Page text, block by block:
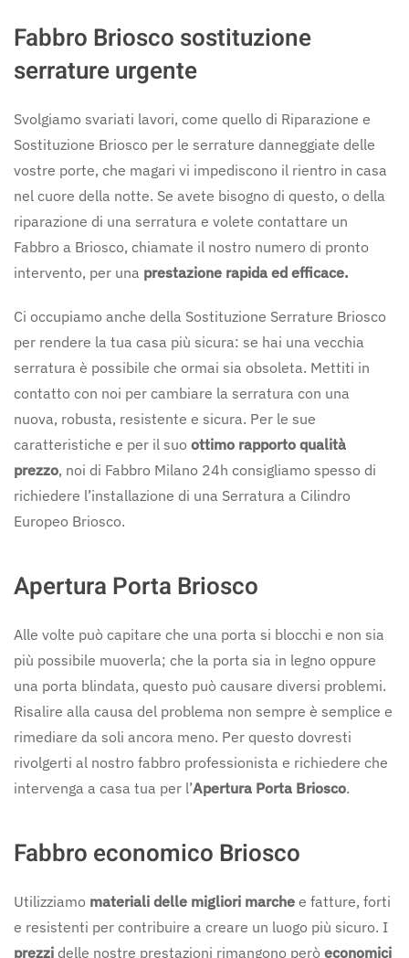
Fabbro Briosco sostituzione
serrature urgente
Svolgiamo svariati lavori, come quello di Riparazione e
Sostituzione Briosco per le serrature danneggiate delle
vostre porte, che magari vi impediscono il rientro in casa
nel cuore della notte. Se avete bisogno di questo, o della
riparazione di una serratura e volete contattare un
Fabbro a Briosco, chiamate il nostro numero di pronto
intervento, per una prestazione rapida ed efficace.
Ci occupiamo anche della Sostituzione Serrature Briosco
per rendere la tua casa più sicura: se hai una vecchia
serratura è possibile che ormai sia obsoleta. Mettiti in
contatto con noi per cambiare la serratura con una
nuova, robusta, resistente e sicura. Per le sue
caratteristiche e per il suo ottimo rapporto qualità
prezzo, noi di Fabbro Milano 24h consigliamo spesso di
richiedere l’installazione di una Serratura a Cilindro
Europeo Briosco.
Apertura Porta Briosco
Alle volte può capitare che una porta si blocchi e non sia
più possibile muoverla; che la porta sia in legno oppure
una porta blindata, questo può causare diversi problemi.
Risalire alla causa del problema non sempre è semplice e
rimediare da soli ancora meno. Per questo dovresti
rivolgerti al nostro fabbro professionista e richiedere che
intervenga a casa tua per l’Apertura Porta Briosco.
Fabbro economico Briosco
Utilizziamo materiali delle migliori marche e fatture, forti
e resistenti per contribuire a creare un luogo più sicuro. I
prezzi delle nostre prestazioni rimangono però economici